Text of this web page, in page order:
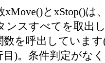
とxStop()は
ンスすべてを取出
を呼出していま
目)。条件判定がな